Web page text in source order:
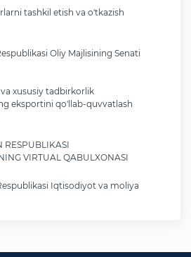
tashkil etish va o'tkazish
Oliy Majlisining Senati
xususiy tadbirkorlik
eksportini qo'llab-quvvatlash
RESPUBLIKASI
VIRTUAL QABULXONASI
Iqtisodiyot va moliya